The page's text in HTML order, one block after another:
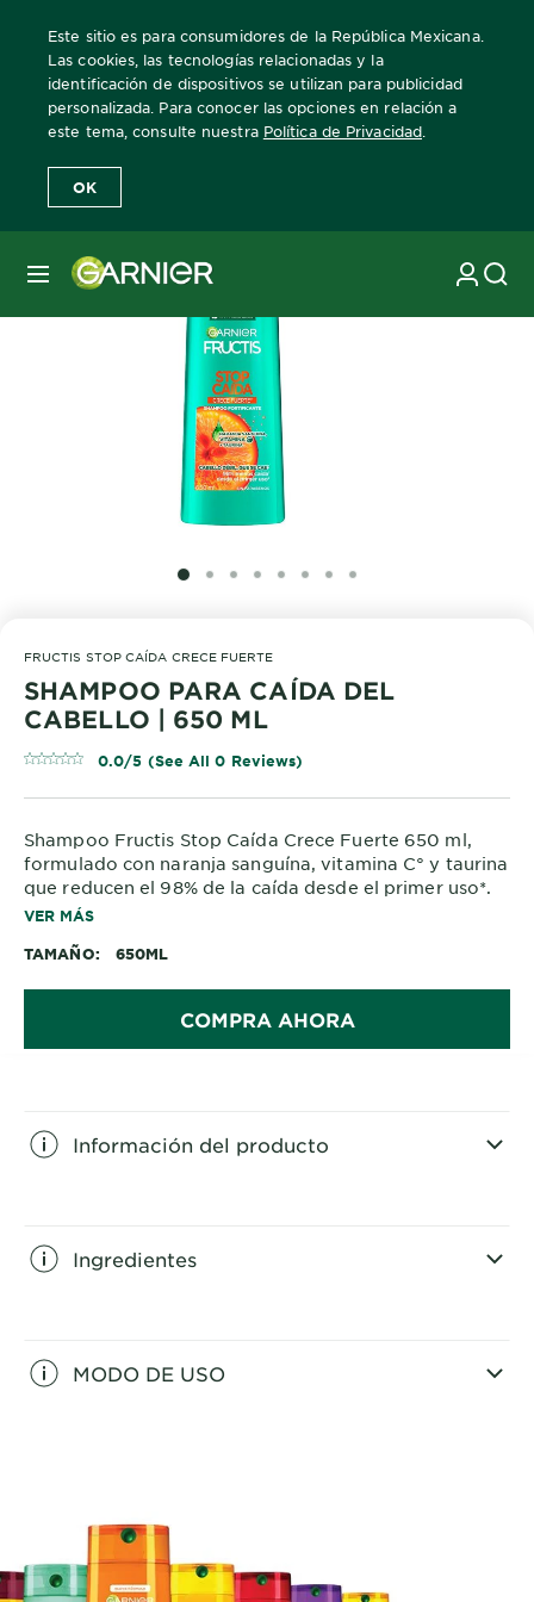
Este sitio es para consumidores de la República Mexicana.
Las cookies, las tecnologías relacionadas y la
identificación de dispositivos se utilizan para publicidad
personalizada. Para conocer las opciones en relación a
este tema, consulte nuestra Política de Privacidad
OK
MENÚ
Home Fructis crece-fuerte shampoo
SLIDE 1
SLIDE 2
SLIDE 3
SLIDE 4
SLIDE 5
SLIDE 6
SLIDE 7
SLIDE 8
FRUCTIS STOP CAÍDA CRECE FUERTE
SHAMPOO PARA CAÍDA DEL
CABELLO | 650 ML
0.0/5 (See All 0 Reviews)
Shampoo Fructis Stop Caída Crece Fuerte 650 ml,
formulado con naranja sanguína, vitamina C° y taurina
que reducen el 98% de la caída desde el primer uso*.
Perfecto para cabello débil que se cae. Además es
Instrumental con el uso del Shampoo +
VER MÁS
TAMAÑO 650ML
COMPRA AHORA
Información del producto
Ingredientes
MODO DE USO